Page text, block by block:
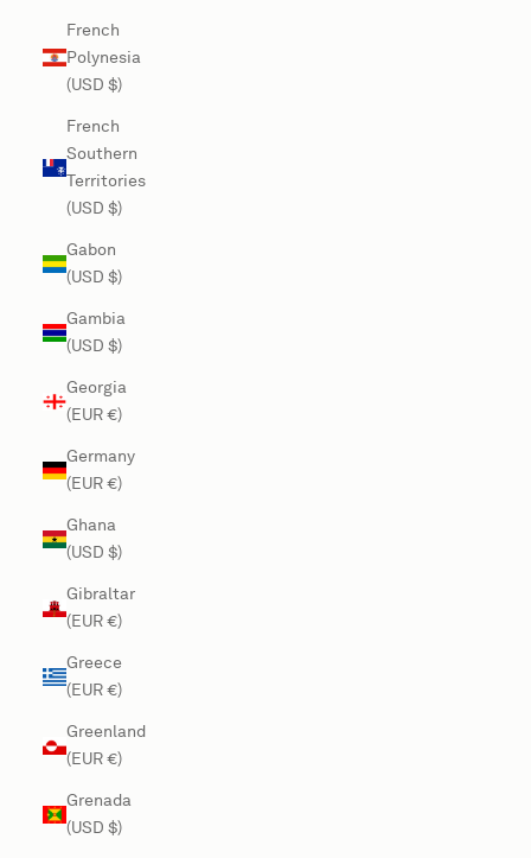
French
Polynesia
(USD $)
French
Southern
Territories
(USD $)
Gabon
(USD $)
Gambia
(USD $)
Georgia
(EUR €)
Germany
(EUR €)
Ghana
(USD $)
Gibraltar
(EUR €)
Greece
(EUR €)
Greenland
(EUR €)
Grenada
(USD $)